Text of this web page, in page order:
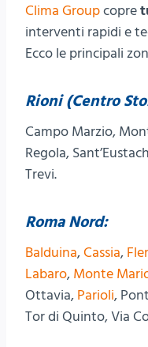
Clima Groupcopre
interventi rapidi e
Ecco le principali
Rioni (Centro
Campo Marzio,
Regola,
Trevi.
Roma Nord:
Balduina,Cassia,
Labaro, Monte
Ottavia, Parioli,
Tor di Quinto, Via